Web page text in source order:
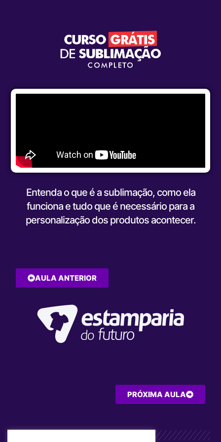
Entenda o que é a sublimação, como ela
funciona e tudo que é necessário para a
personalização dos produtos acontecer.
AULA ANTERIOR
PRÓXIMA AULA